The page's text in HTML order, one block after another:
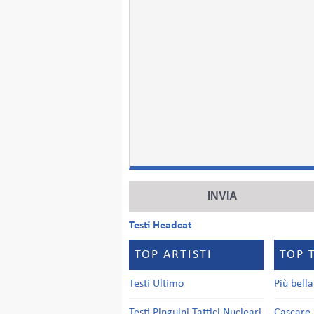
Testi Headcat
TOP ARTISTI
Testi Ultimo
TOP
Più